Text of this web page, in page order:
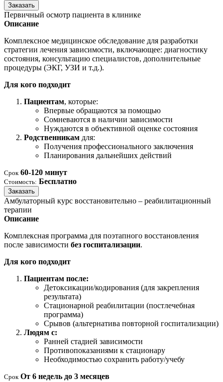
Заказать
Первичный осмотр пациента в клинике
Описание
Комплексное медицинское обследование для разработки
стратегии лечения зависимости, включающее: диагностику
состояния, консультацию специалистов, дополнительные
процедуры (ЭКГ, УЗИ и т.д.).
Для кого подходит
Пациентам, которые:
Впервые обращаются за помощью
Сомневаются в наличии зависимости
Нуждаются в объективной оценке состояния
Родственникам для:
Получения профессионального заключения
Планирования дальнейших действий
Срок 60-120 минут
Стоимость: Бесплатно
Заказать
Амбулаторный курс восстановительно – реабилитационный
терапии
Описание
Комплексная программа для поэтапного восстановления
после зависимости без госпитализации.
Для кого подходит
Пациентам после:
Детоксикации/кодирования (для закрепления
результата)
Стационарной реабилитации (постлечебная
программа)
Срывов (альтернатива повторной госпитализации)
Людям с:
Ранней стадией зависимости
Противопоказаниями к стационару
Необходимостью сохранить работу/учебу
Срок От 6 недель до 3 месяцев